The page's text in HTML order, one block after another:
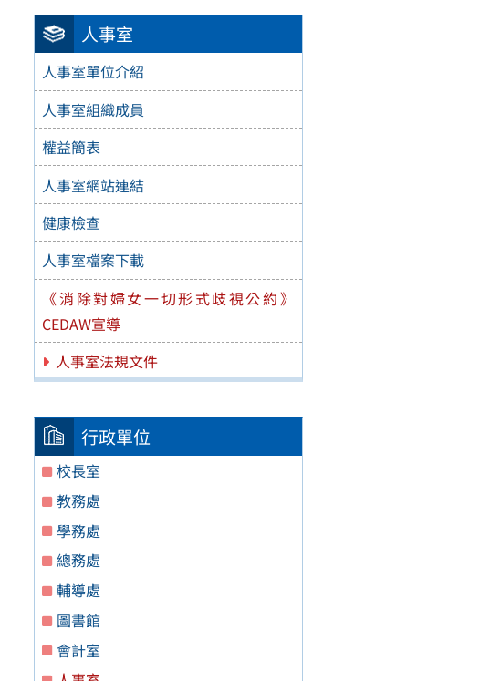
人事室
人事室單位介紹
人事室組織成員
權益簡表
人事室網站連結
健康檢查
人事室檔案下載
《消除對婦女一切形式歧視公約》
CEDAW宣導
人事室法規文件
行政單位
校長室
教務處
學務處
總務處
輔導處
圖書館
會計室